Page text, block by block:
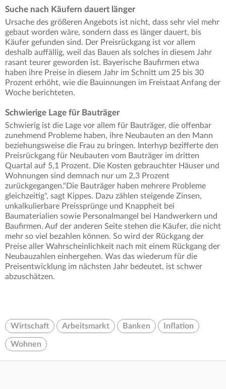
Suche nach Käufern dauert länger
Ursache des größeren Angebots ist nicht, dass sehr viel mehr
gebaut worden wäre, sondern dass es länger dauert, bis
Käufer gefunden sind. Der Preisrückgang ist vor allem
deshalb auffällig, weil das Bauen als solches in diesem Jahr
rasant teurer geworden ist. Bayerische Baufirmen etwa
haben ihre Preise in diesem Jahr im Schnitt um 25 bis 30
Prozent erhöht, wie die Bauinnungen im Freistaat Anfang der
Woche berichteten.
Schwierige Lage für Bauträger
Schwierig ist die Lage vor allem für Bauträger, die offenbar
zunehmend Probleme haben, ihre Neubauten an den Mann
beziehungsweise die Frau zu bringen. Interhyp bezifferte den
Preisrückgang für Neubauten vom Bauträger im dritten
Quartal auf 5,1 Prozent. Die Kosten gebrauchter Häuser und
Wohnungen sind demnach nur um 2,3 Prozent
zurückgegangen."Die Bauträger haben mehrere Probleme
gleichzeitig", sagt Kippes. Dazu zählen steigende Zinsen,
unkalkulierbare Preissprünge und Knappheit bei
Baumaterialien sowie Personalmangel bei Handwerkern und
Baufirmen. Auf der anderen Seite stehen die Käufer, die nicht
mehr so viel bezahlen können. So wird der Rückgang der
Preise aller Wahrscheinlichkeit nach mit einem Rückgang der
Neubauzahlen einhergehen. Was das wiederum für die
Preisentwicklung im nächsten Jahr bedeutet, ist schwer
abzuschätzen.
Wirtschaft Arbeitsmarkt Banken Inflation
Wohnen